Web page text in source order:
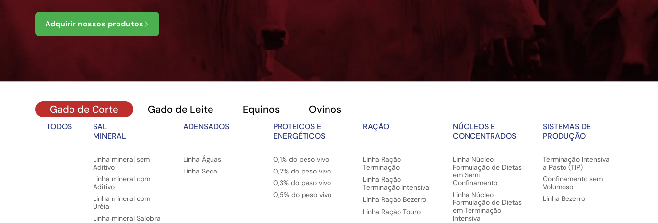
Adquirir nossos produtos
Gado de Corte Gado de Leite Equinos Ovinos
TODOS
SAL
MINERAL
Linha mineral sem
Aditivo
Linha mineral com
Aditivo
Linha mineral com
Uréia
Linha mineral Salobra
ADENSADOS
Linha Águas
Linha Seca
PROTEICOS E
ENERGÉTICOS
0,1% do peso vivo
0,2% do peso vivo
0,3% do peso vivo
0,5% do peso vivo
RAÇÃO
Linha Ração
Terminação
Linha Ração
Terminação Intensiva
Linha Ração Bezerro
Linha Ração Touro
NÚCLEOS E
CONCENTRADOS
Linha Núcleo:
Formulação de Dietas
em Semi
Confinamento
Linha Núcleo:
Formulação de Dietas
em Terminação
Intensiva
SISTEMAS DE
PRODUÇÃO
Terminação Intensiva
a Pasto (TIP)
Confinamento sem
Volumoso
Linha Bezerro